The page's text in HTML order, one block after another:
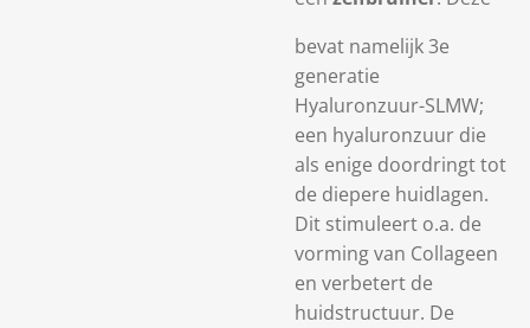
bevat namelijk 3e
generatie
Hyaluronzuur-SLMW;
een hyaluronzuur die
als enige doordringt tot
de diepere huidlagen.
Dit stimuleert o.a. de
vorming van Collageen
en verbetert de
huidstructuur. De